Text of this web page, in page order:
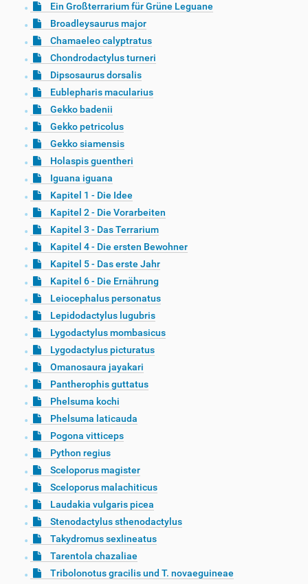
Ein Großterrarium für Grüne Leguane
Broadleysaurus major
Chamaeleo calyptratus
Chondrodactylus turneri
Dipsosaurus dorsalis
Eublepharis macularius
Gekko badenii
Gekko petricolus
Gekko siamensis
Holaspis guentheri
Iguana iguana
Kapitel 1 - Die Idee
Kapitel 2 - Die Vorarbeiten
Kapitel 3 - Das Terrarium
Kapitel 4 - Die ersten Bewohner
Kapitel 5 - Das erste Jahr
Kapitel 6 - Die Ernährung
Leiocephalus personatus
Lepidodactylus lugubris
Lygodactylus mombasicus
Lygodactylus picturatus
Omanosaura jayakari
Pantherophis guttatus
Phelsuma kochi
Phelsuma laticauda
Pogona vitticeps
Python regius
Sceloporus magister
Sceloporus malachiticus
Laudakia vulgaris picea
Stenodactylus sthenodactylus
Takydromus sexlineatus
Tarentola chazaliae
Tribolonotus gracilis und T. novaeguineae